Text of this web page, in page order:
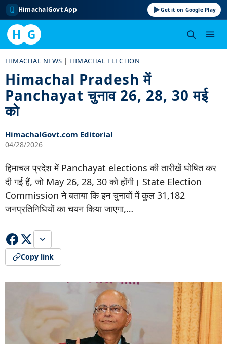
HimachalGovt App Get it on Google Play
H G
content
HIMACHAL NEWS | HIMACHAL ELECTION
Himachal Pradesh में
Panchayat चुनाव 26, 28, 30 मई
को
HimachalGovt.com Editorial
04/28/2026
हिमाचल प्रदेश में Panchayat elections की तारीखें घोषित कर
दी गई हैं, जो May 26, 28, 30 को होंगी। State Election
Commission ने बताया कि इन चुनावों में कुल 31,182
जनप्रतिनिधियों का चयन किया जाएगा,…
Copy link